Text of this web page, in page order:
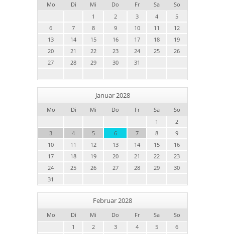
Mo Di Mi Do Fr Sa
So
1
2 3 4
5
6
7 8 9 10 11
12
13
14 15 16 17 18
19
20
21 22 23 24 25
26
27
28 29 30 31
Januar 2028
Mo Di Mi Do Fr Sa
So
1
2
3
4 5 6 7 8
9
10
11 12 13 14 15
16
17
18 19 20 21 22
23
24
25 26 27 28 29
30
31
Februar 2028
Mo Di Mi Do Fr Sa
So
1
2 3 4 5
6